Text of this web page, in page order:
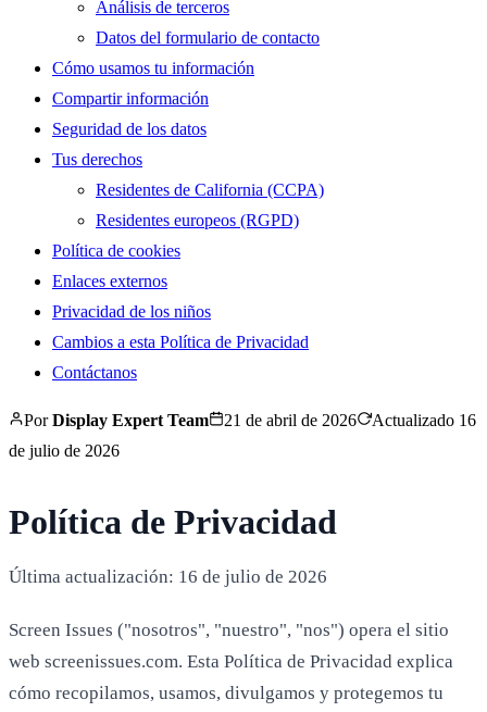
Análisis de terceros
Datos del formulario de contacto
Cómo usamos tu información
Compartir información
Seguridad de los datos
Tus derechos
Residentes de California (CCPA)
Residentes europeos (RGPD)
Política de cookies
Enlaces externos
Privacidad de los niños
Cambios a esta Política de Privacidad
Contáctanos
PorDisplay Expert Team 21 de abril de 2026 Actualizado 16
de julio de 2026
Política de Privacidad
Última actualización: 16 de julio de 2026
Screen Issues ("nosotros", "nuestro", "nos") opera el sitio
web screenissues.com. Esta Política de Privacidad explica
cómo recopilamos, usamos, divulgamos y protegemos tu